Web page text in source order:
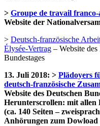
> Groupe de travail franco-
Website der
> Deutsch-französische
Élysée-Vertrag – Website
Bundestages
13. Juli 2018: > Plädoyers
deutsch-französische
Website des Deutschen
Herunterscrollen: mit allen
(ca. 140 Seiten –
Anhörungen zum Dowload